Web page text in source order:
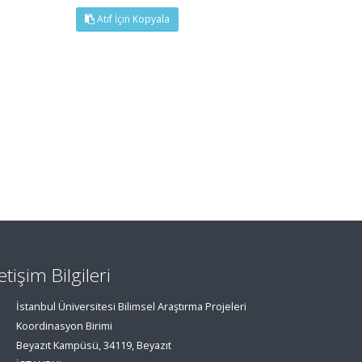
Atıf İçin Kopyala
Bilgileri
İstanbul Üniversitesi Bilimsel Araştırma Projeleri
Koordinasyon Birimi
Beyazıt Kampüsü, 34119, Beyazıt